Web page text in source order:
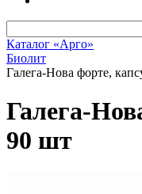
Каталог «Арго»
Биолит
Галега-Нова форте,
Галега-
90 шт